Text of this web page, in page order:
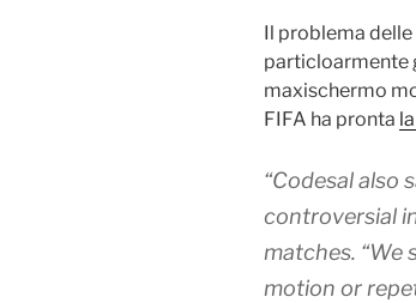
Il problema
particloarmente
maxischermo
FIFA ha pronta
“Codesal also
controversial
matches. “We
motion or